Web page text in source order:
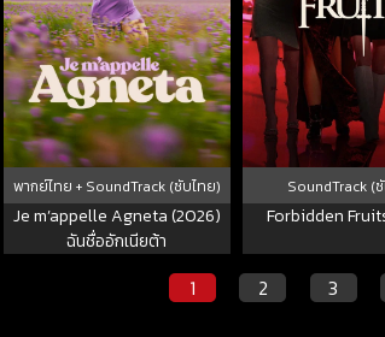
พากย์ไทย + SoundTrack (ซับไทย)
Je m’appelle Agneta (2026)
ฉันชื่ออักเนียต้า
SoundTrack (
Forbidden
1 2 3